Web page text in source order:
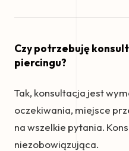
Czy potrzebuję
piercingu?
Tak, konsultacja jest
oczekiwania, miejsce
na wszelkie pytania.
niezobowiązująca.